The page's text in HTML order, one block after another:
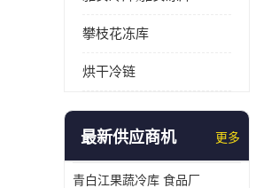
攀枝花冻库
烘干冷链
最新供应商机 更多
青白江果蔬冷库 食品厂